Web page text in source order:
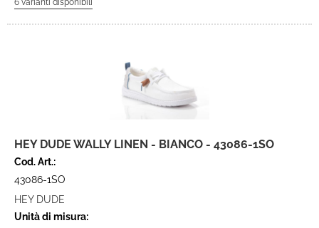
HEY DUDE WALLY LINEN - BIANCO - 43086-1SO
Cod. Art.:
43086-1SO
HEY DUDE
Unità di misura: